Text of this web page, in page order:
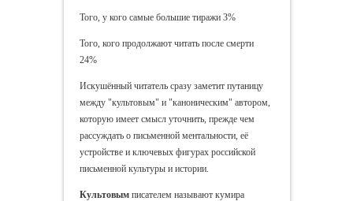
Того, у кого самые большие тиражи 3%
Того, кого продолжают читать после смерти
24%
Искушённый читатель сразу заметит путаницу
между "культовым" и "каноническим" автором,
которую имеет смысл уточнить, прежде чем
рассуждать о письменной ментальности, её
устройстве и ключевых фигурах российской
письменной культуры и истории.
Культовымписателем называют кумира